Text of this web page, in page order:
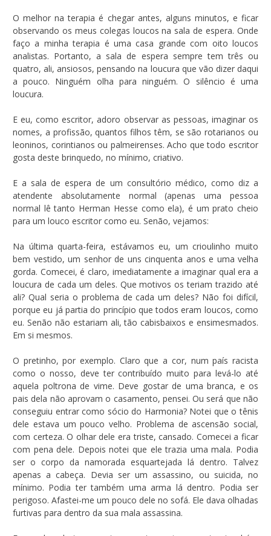
O melhor na terapia é chegar antes, alguns minutos, e ficar
observando os meus colegas loucos na sala de espera. Onde
faço a minha terapia é uma casa grande com oito loucos
analistas. Portanto, a sala de espera sempre tem três ou
quatro, ali, ansiosos, pensando na loucura que vão dizer daqui
a pouco. Ninguém olha para ninguém. O silêncio é uma
loucura.
E eu, como escritor, adoro observar as pessoas, imaginar os
nomes, a profissão, quantos filhos têm, se são rotarianos ou
leoninos, corintianos ou palmeirenses. Acho que todo escritor
gosta deste brinquedo, no mínimo, criativo.
E a sala de espera de um consultório médico, como diz a
atendente absolutamente normal (apenas uma pessoa
normal lê tanto Herman Hesse como ela), é um prato cheio
para um louco escritor como eu. Senão, vejamos:
Na última quarta-feira, estávamos eu, um crioulinho muito
bem vestido, um senhor de uns cinquenta anos e uma velha
gorda. Comecei, é claro, imediatamente a imaginar qual era a
loucura de cada um deles. Que motivos os teriam trazido até
ali? Qual seria o problema de cada um deles? Não foi difícil,
porque eu já partia do princípio que todos eram loucos, como
eu. Senão não estariam ali, tão cabisbaixos e ensimesmados.
Em si mesmos.
O pretinho, por exemplo. Claro que a cor, num país racista
como o nosso, deve ter contribuído muito para levá-lo até
aquela poltrona de vime. Deve gostar de uma branca, e os
pais dela não aprovam o casamento, pensei. Ou será que não
conseguiu entrar como sócio do Harmonia? Notei que o tênis
dele estava um pouco velho. Problema de ascensão social,
com certeza. O olhar dele era triste, cansado. Comecei a ficar
com pena dele. Depois notei que ele trazia uma mala. Podia
ser o corpo da namorada esquartejada lá dentro. Talvez
apenas a cabeça. Devia ser um assassino, ou suicida, no
mínimo. Podia ter também uma arma lá dentro. Podia ser
perigoso. Afastei-me um pouco dele no sofá. Ele dava olhadas
furtivas para dentro da sua mala assassina.